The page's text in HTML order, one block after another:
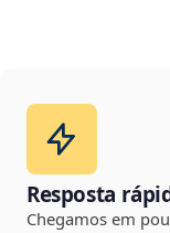
Resposta
Chegamos em